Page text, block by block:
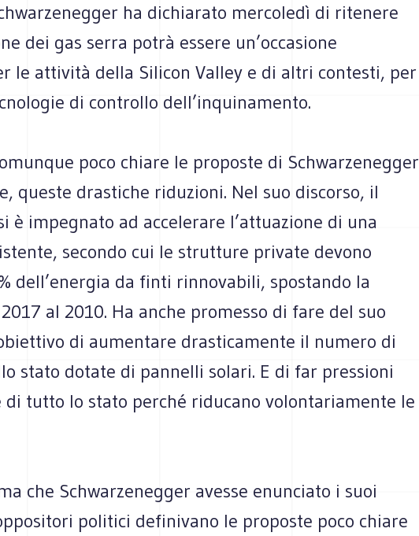
ha dichiarato mercoledì di ritenere
dei gas serra potrà essere un’occasione
le attività della Silicon Valley e di altri contesti, per
di controllo dell’inquinamento.
poco chiare le proposte di Schwarzenegger
queste drastiche riduzioni. Nel suo discorso, il
è impegnato ad accelerare l’attuazione di una
secondo cui le strutture private devono
dell’energia da finti rinnovabili, spostando la
al 2010. Ha anche promesso di fare del suo
di aumentare drasticamente il numero di
stato dotate di pannelli solari. E di far pressioni
di tutto lo stato perché riducano volontariamente le
che Schwarzenegger avesse enunciato i suoi
politici definivano le proposte poco chiare